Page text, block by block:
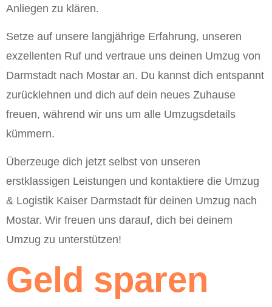
Anliegen zu klären.
Setze auf unsere langjährige Erfahrung, unseren
exzellenten Ruf und vertraue uns deinen Umzug von
Darmstadt nach Mostar an. Du kannst dich entspannt
zurücklehnen und dich auf dein neues Zuhause
freuen, während wir uns um alle Umzugsdetails
kümmern.
Überzeuge dich jetzt selbst von unseren
erstklassigen Leistungen und kontaktiere die Umzug
& Logistik Kaiser Darmstadt für deinen Umzug nach
Mostar. Wir freuen uns darauf, dich bei deinem
Umzug zu unterstützen!
Geld sparen